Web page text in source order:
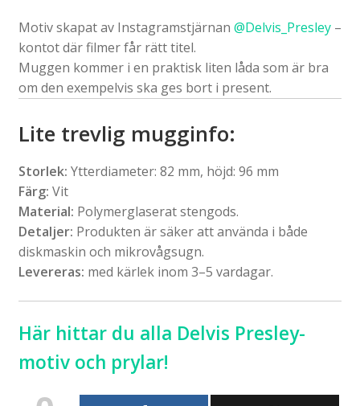
Motiv skapat av Instagramstjärnan @Delvis_Presley –
kontot där filmer får rätt titel.
Muggen kommer i en praktisk liten låda som är bra
om den exempelvis ska ges bort i present.
Lite trevlig mugginfo:
Storlek: Ytterdiameter: 82 mm, höjd: 96 mm
Färg: Vit
Material: Polymerglaserat stengods.
Detaljer: Produkten är säker att använda i både
diskmaskin och mikrovågsugn.
Levereras: med kärlek inom 3–5 vardagar.
Här hittar du alla Delvis Presley-
motiv och prylar!